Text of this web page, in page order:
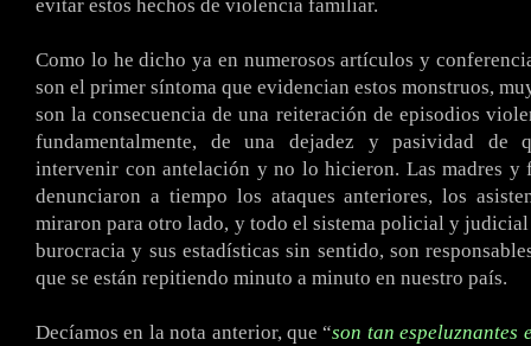
evitar estos hechos de violencia familiar.
Como lo he dicho ya en numerosos artículos y
son el primer síntoma que evidencian estos monstruos,
son la consecuencia de una reiteración de episodios
fundamentalmente, de una dejadez y pasividad de
intervenir con antelación y no lo hicieron. Las madres y
denunciaron a tiempo los ataques anteriores, los
miraron para otro lado, y todo el sistema policial y judicial
burocracia y sus estadísticas sin sentido, son
que se están repitiendo minuto a minuto en nuestro país.
Decíamos en la nota anterior, que “son tan espeluznantes